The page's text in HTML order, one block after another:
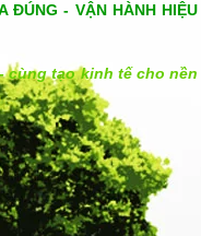
ĐÚNG - VẬN HÀNH HIỆU
cùng tạo kinh tế cho nền